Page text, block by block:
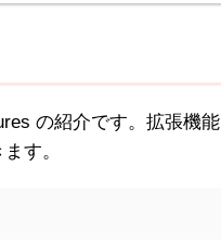
の紹介です。拡張機能
す。